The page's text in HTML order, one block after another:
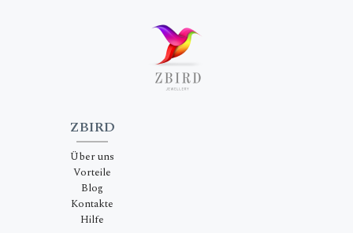
ZBIRD
Über uns
Vorteile
Blog
Kontakte
Hilfe